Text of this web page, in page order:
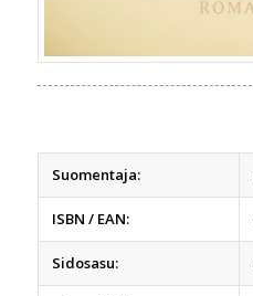
Suomentaja:
ISBN / EAN:
Sidosasu: